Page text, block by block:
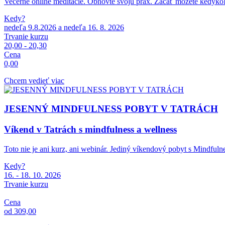
Kedy?
nedeľa 9.8.2026 a nedeľa 16. 8. 2026
Trvanie kurzu
20,00 - 20,30
Cena
0,00
Chcem vedieť viac
JESENNÝ MINDFULNESS POBYT V TATRÁCH
Víkend v Tatrách s mindfulness a wellness
Toto nie je ani kurz, ani webinár. Jediný víkendový pobyt s
Kedy?
16. - 18. 10. 2026
Trvanie kurzu
Cena
od 309,00